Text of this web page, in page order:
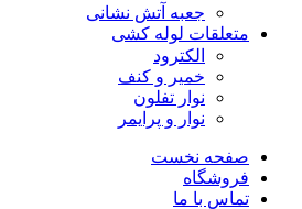
جعبه آتش نشانی
متعلقات لوله کشی
الکترود
خمیر و کنف
نوار تفلون
نوار و پرایمر
صفحه نخست
فروشگاه
تماس با ما